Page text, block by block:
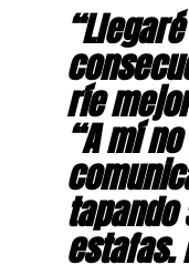
ríe
“A mí
estafas.